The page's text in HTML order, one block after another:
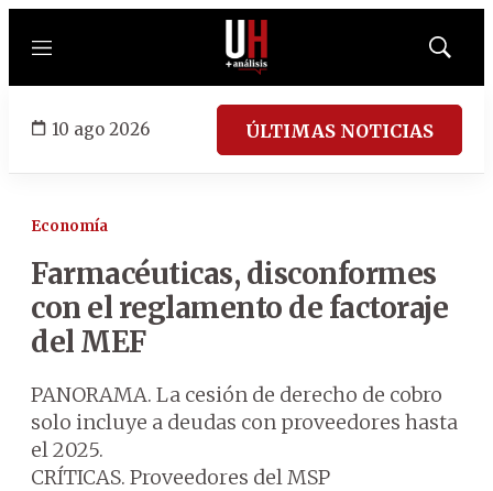
Menú
Mostrar
10 ago 2026 ÚLTIMAS NOTICIAS
Economía
Farmacéuticas, disconformes
con el reglamento de factoraje
del MEF
PANORAMA. La cesión de derecho de cobro
solo incluye a deudas con proveedores hasta
el 2025.
CRÍTICAS. Proveedores del MSP